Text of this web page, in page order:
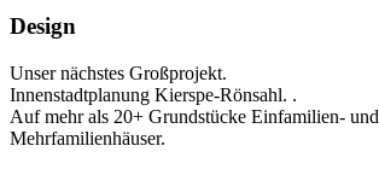
Design
Unser nächstes Großprojekt.
Innenstadtplanung Kierspe-Rönsahl. .
Auf mehr als 20+ Grundstücke Einfamilien- und
Mehrfamilienhäuser.